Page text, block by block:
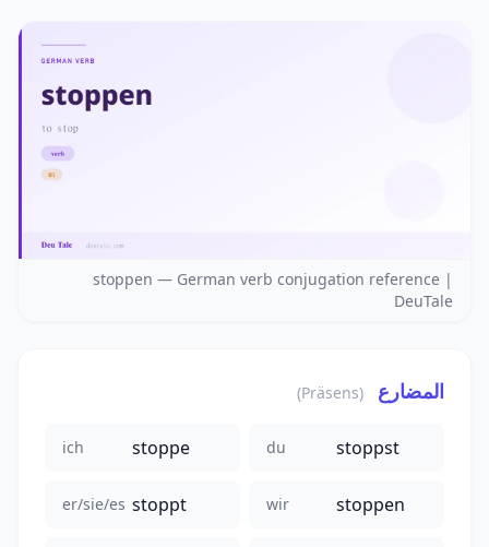
stoppen — German verb conjugation reference |
DeuTale
المضارع (Präsens)
ich stoppe du stoppst
er/sie/es stoppt wir stoppen